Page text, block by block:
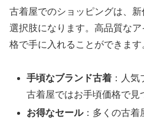
古着屋でのショッピングは、
選択肢になります。高品質な
格で手に入れることができます
手頃なブランド古着 ：人
古着屋ではお手頃価格で見
お得なセール：多くの古着